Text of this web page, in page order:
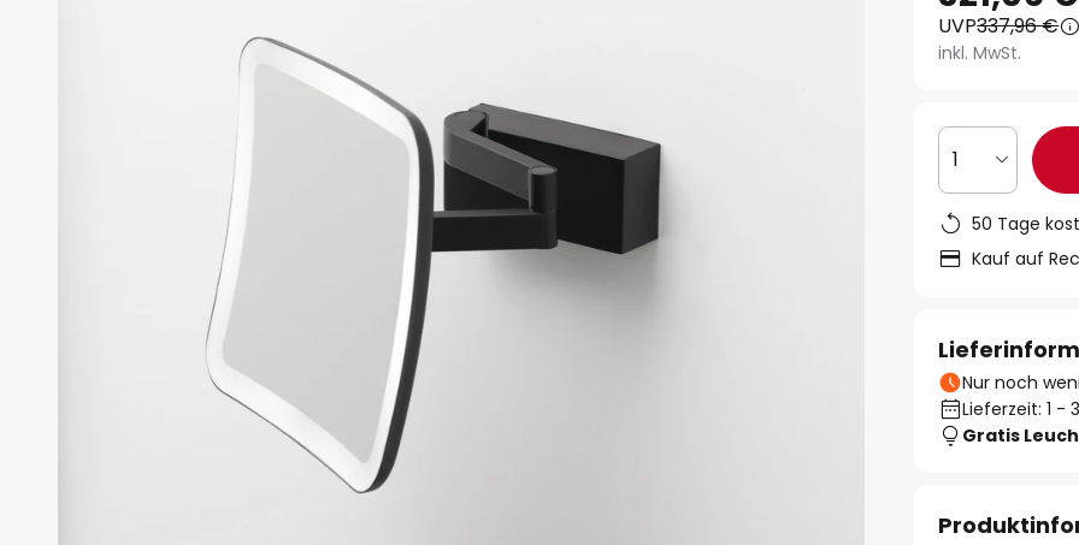
UVP337,96 €
inkl. MwSt.
1
50 Tage
Kauf auf
Nur noch
Lieferzeit: 1 -
Gratis